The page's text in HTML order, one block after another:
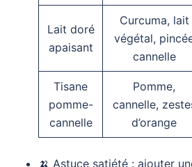
Lait doré
apaisant
Curcuma, lait
végétal,
cannelle
Tisane
pomme-
cannelle
Pomme,
cannelle,
d’orange
🍌 Astuce satiété : ajouter